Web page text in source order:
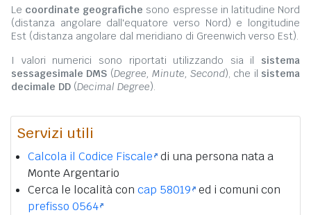
Le coordinate geografiche sono espresse in latitudine Nord
(distanza angolare dall'equatore verso Nord) e longitudine
Est (distanza angolare dal meridiano di Greenwich verso Est).
I valori numerici sono riportati utilizzando sia il sistema
sessagesimale DMS (Degree, Minute, Second), che il sistema
decimale DD (Decimal Degree).
Servizi utili
Calcola il Codice Fiscale di una persona nata a
Monte Argentario
Cerca le località con cap 58019 ed i comuni con
prefisso 0564